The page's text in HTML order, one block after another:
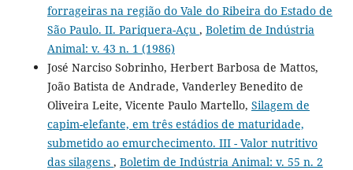
forrageiras na região do Vale do Ribeira do Estado de
São Paulo. II. Pariquera-Açu , Boletim de Indústria
Animal: v. 43 n. 1 (1986)
José Narciso Sobrinho, Herbert Barbosa de Mattos,
João Batista de Andrade, Vanderley Benedito de
Oliveira Leite, Vicente Paulo Martello, Silagem de
capim-elefante, em três estádios de maturidade,
submetido ao emurchecimento. III - Valor nutritivo
das silagens , Boletim de Indústria Animal: v. 55 n. 2